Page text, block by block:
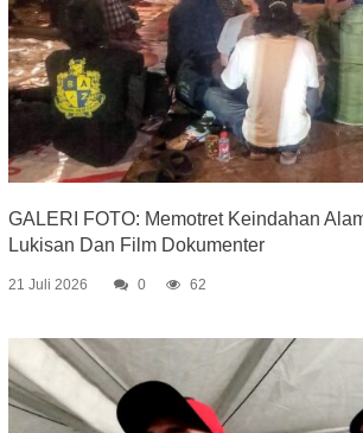
GALERI FOTO: Memotret Keindahan
Lukisan Dan Film Dokumenter
21 Juli 2026 0 62